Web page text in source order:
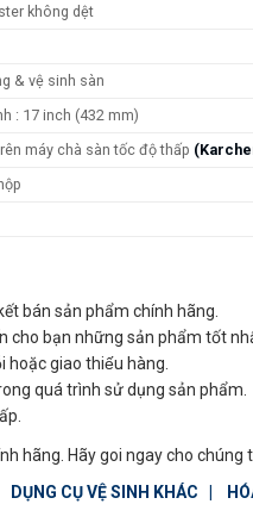
không dệt
& vệ sinh sàn
: 17 inch (432 mm)
máy chà sàn tốc độ thấp
bán sản phẩm chính hãng.
cho bạn những sản phẩm tốt
hoặc giao thiếu hàng.
quá trình sử dụng sản phẩm.
hãng. Hãy goi ngay cho chúng
DỤNG CỤ VỆ SINH KHÁC |